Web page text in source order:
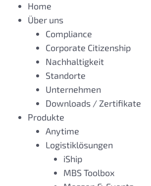
Home
Über uns
Compliance
Corporate Citizenship
Nachhaltigkeit
Standorte
Unternehmen
Downloads / Zertifikate
Produkte
Anytime
Logistiklösungen
iShip
MBS Toolbox